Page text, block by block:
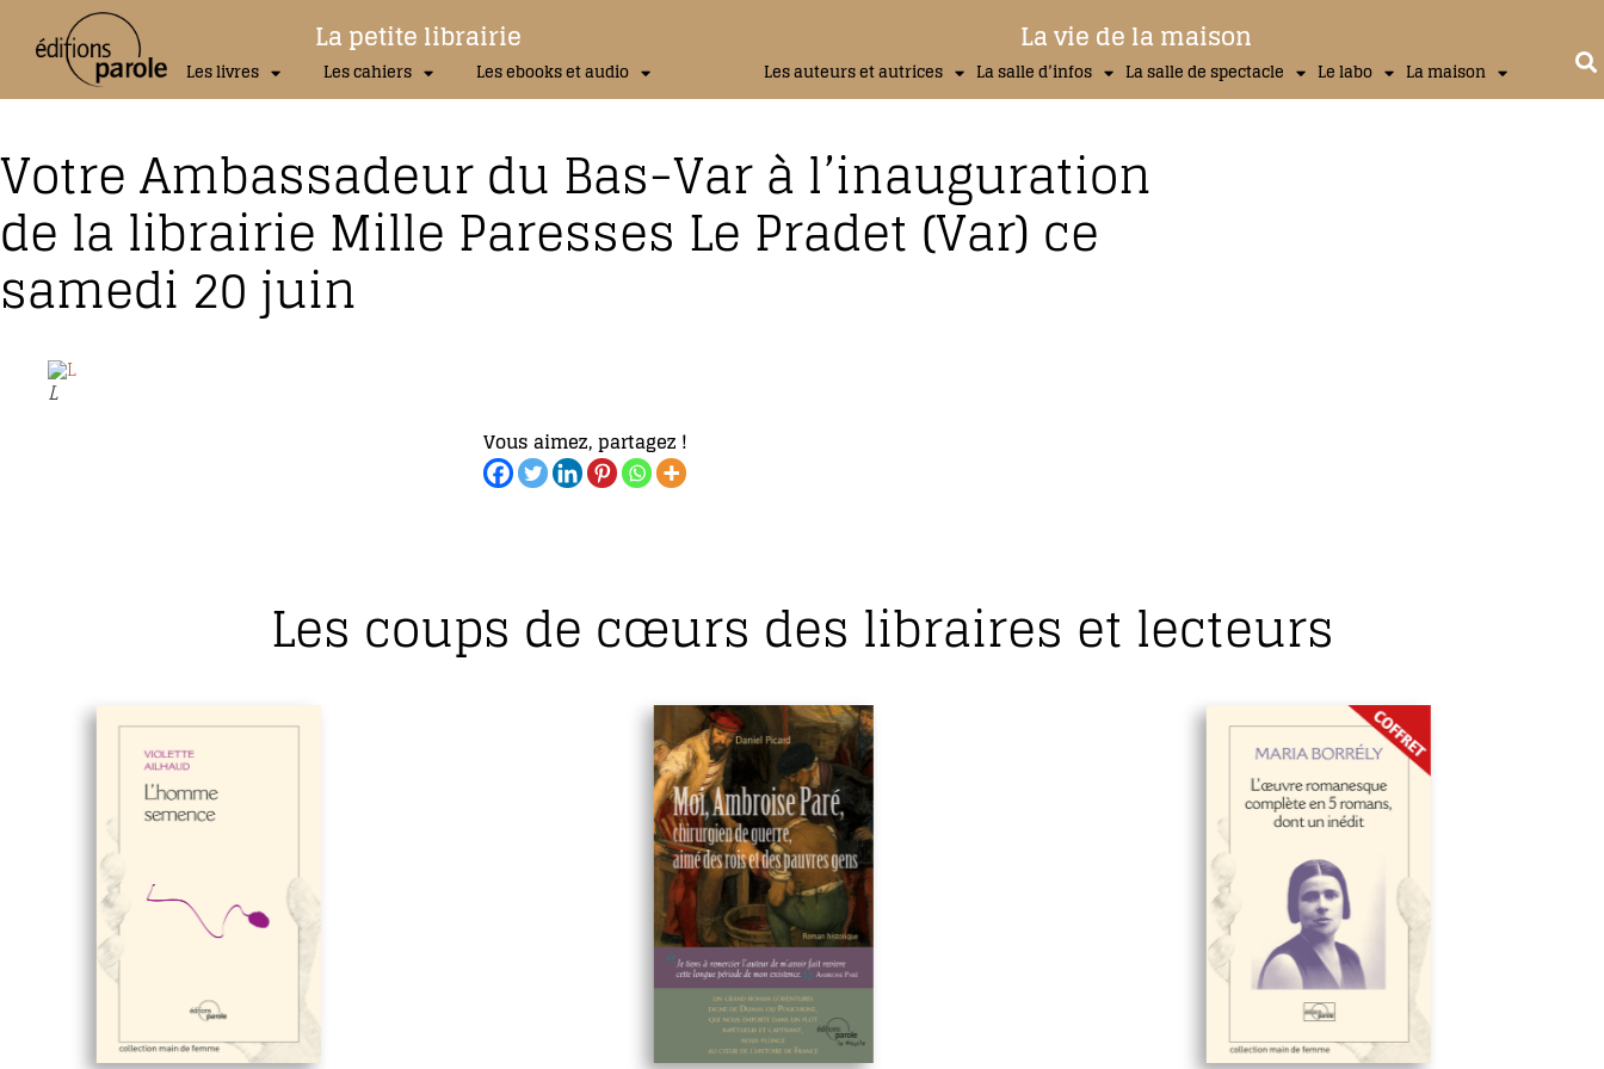
La petite librairie
Les livres Les cahiers Les ebooks et audio
La vie de la maison
Les auteurs et autrices La salle d’infos La salle de spectacle Le labo La maison
Votre Ambassadeur du Bas-Var à l’inauguration
de la librairie Mille Paresses Le Pradet (Var) ce
samedi 20 juin
L
Vous aimez, partagez !
Les coups de cœurs des libraires et lecteurs